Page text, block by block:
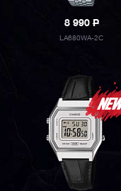
8 990P
LA680WA-2C